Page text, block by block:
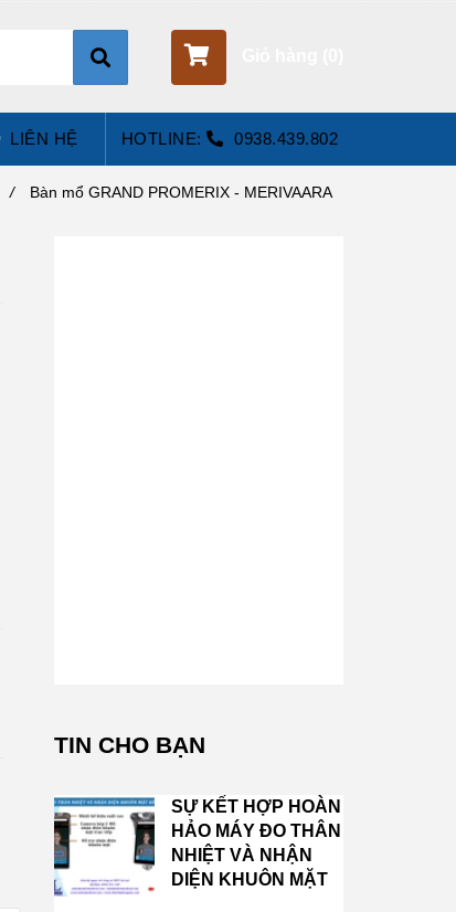
LIÊN HỆ HOTLINE: 0938.439.802
/ Bàn mổ GRAND PROMERIX - MERIVAARA
TIN CHO BẠN
SỰ KẾT HỢP HOÀN
HẢO MÁY ĐO THÂN
NHIỆT VÀ NHẬN
DIỆN KHUÔN MẶT